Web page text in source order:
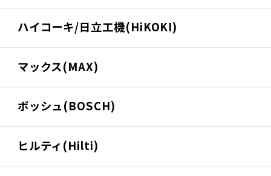
ハイコーキ/日立工機(HiKOKI)
マックス(MAX)
ボッシュ(BOSCH)
ヒルティ(Hilti)